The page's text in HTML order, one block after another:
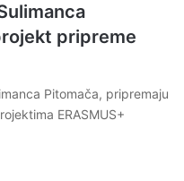
pripreme
Pitomača, pripremaju
ERASMUS+